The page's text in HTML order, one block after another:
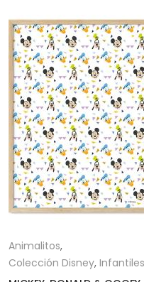
Animalitos,
Colección Disney, Infantiles